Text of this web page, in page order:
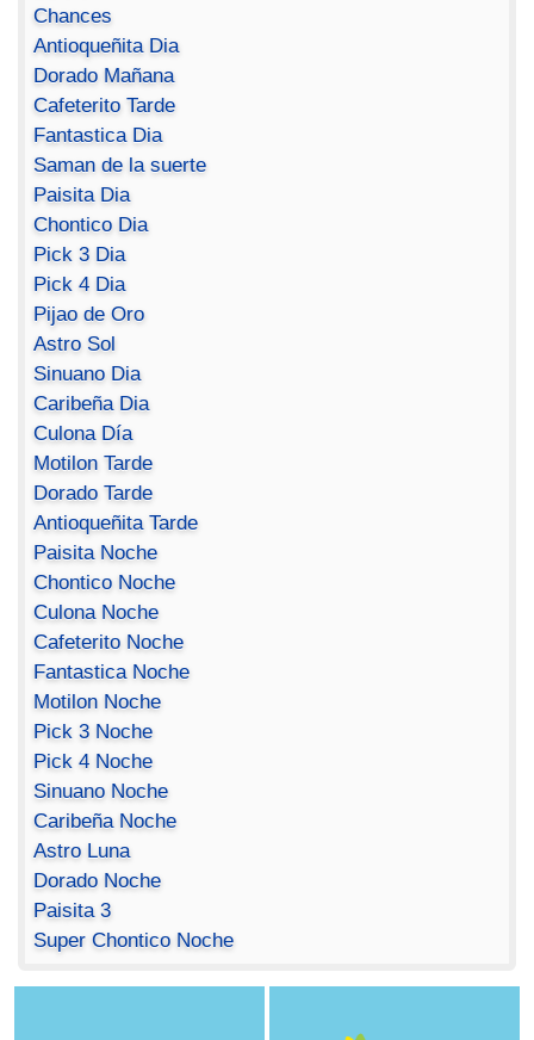
Chances
Antioqueñita Dia
Dorado Mañana
Cafeterito Tarde
Fantastica Dia
Saman de la suerte
Paisita Dia
Chontico Dia
Pick 3 Dia
Pick 4 Dia
Pijao de Oro
Astro Sol
Sinuano Dia
Caribeña Dia
Culona Día
Motilon Tarde
Dorado Tarde
Antioqueñita Tarde
Paisita Noche
Chontico Noche
Culona Noche
Cafeterito Noche
Fantastica Noche
Motilon Noche
Pick 3 Noche
Pick 4 Noche
Sinuano Noche
Caribeña Noche
Astro Luna
Dorado Noche
Paisita 3
Super Chontico Noche